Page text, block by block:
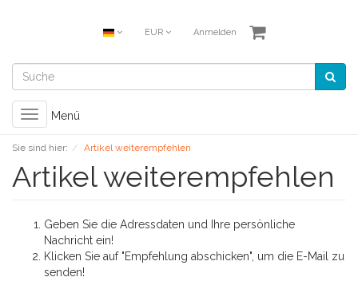
EUR Anmelden
Toggle
navigation
Menü
Sie sind hier: Artikel weiterempfehlen
Artikel weiterempfehlen
Geben Sie die Adressdaten und Ihre persönliche
Nachricht ein!
Klicken Sie auf "Empfehlung abschicken", um die E-Mail zu
senden!